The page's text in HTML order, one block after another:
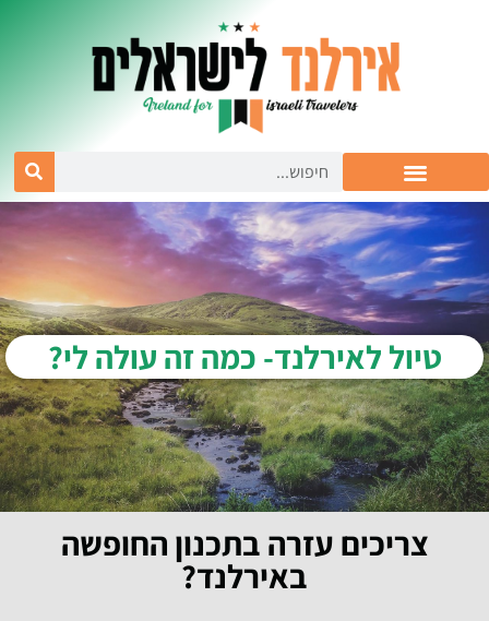
טיול לאירלנד- כמה זה עולה לי?
צריכים עזרה בתכנון החופשה
באירלנד?